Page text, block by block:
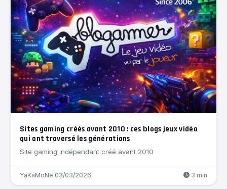
Sites gaming créés avant 2010 : ces blogs jeux vidéo
qui ont traversé les générations
Site gaming indépendant créé avant 2010
YaKaMoNe·03/03/2026 3 min